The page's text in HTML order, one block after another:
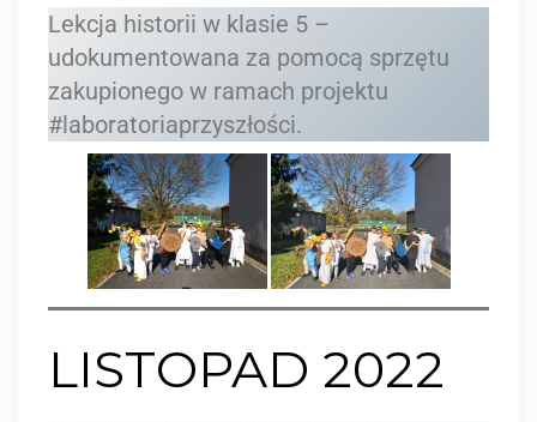
Lekcja historii w klasie 5 –
udokumentowana za pomocą sprzętu
zakupionego w ramach projektu
#laboratoriaprzyszłości.
LISTOPAD 2022